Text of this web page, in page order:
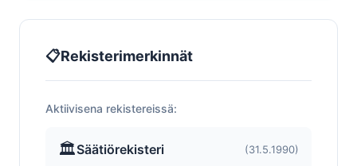
📋Rekisterimerkinnät
Aktiivisena rekistereissä:
🏛️Säätiörekisteri (31.5.1990)